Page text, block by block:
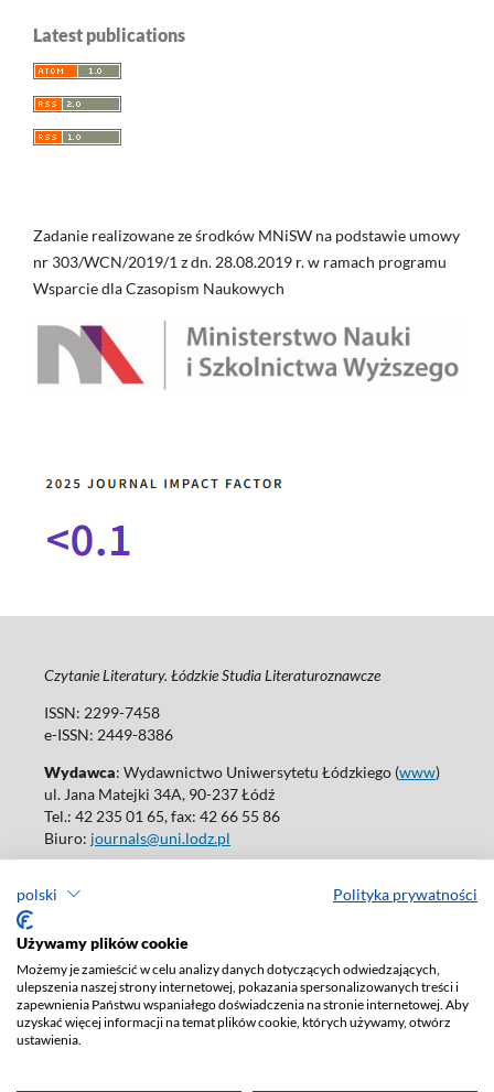
polski Polityka prywatności
Używamy plików cookie
Możemy je zamieścić w celu analizy danych dotyczących odwiedzających,
ulepszenia naszej strony internetowej, pokazania spersonalizowanych treści i
zapewnienia Państwu wspaniałego doświadczenia na stronie internetowej. Aby
uzyskać więcej informacji na temat plików cookie, których używamy, otwórz
ustawienia.
Latest publications
Zadanie realizowane ze środków MNiSW na podstawie umowy
nr 303/WCN/2019/1 z dn. 28.08.2019 r. w ramach programu
Wsparcie dla Czasopism Naukowych
Czytanie Literatury. Łódzkie Studia Literaturoznawcze
ISSN: 2299-7458
e-ISSN: 2449-8386
Wydawca: Wydawnictwo Uniwersytetu Łódzkiego (www)
ul. Jana Matejki 34A, 90-237 Łódź
Tel.: 42 235 01 65, fax: 42 66 55 86
Biuro: journals@uni.lodz.pl
W sprawie prenumeraty wydań papierowych prosimy o kontakt
Deklaracja dostępności